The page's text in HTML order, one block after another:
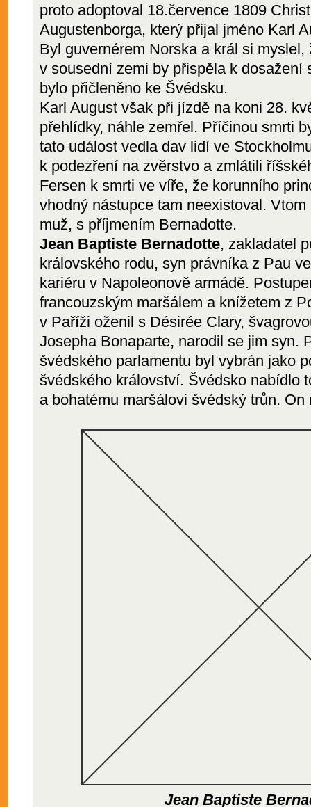
proto adoptoval 18.července 1809
Augustenborga, který přijal jméno Karl
Byl guvernérem Norska a král si myslel,
v sousední zemi by přispěla k dosažení
bylo přičleněno ke Švédsku.
Karl August však při jízdě na koni 28.
přehlídky, náhle zemřel. Příčinou smrti
tato událost vedla dav lidí ve
k podezření na zvěrstvo a zmlátili
Fersen k smrti ve víře, že korunního
vhodný nástupce tam neexistoval.
muž, s příjmením Bernadotte.
Jean Baptiste Bernadotte, zakladatel
královského rodu, syn právníka z Pau
kariéru v Napoleonově armádě.
francouzským maršálem a knížetem z
v Paříži oženil s Désirée Clary,
Josepha Bonaparte, narodil se jim syn.
švédského parlamentu byl vybrán jako
švédského království. Švédsko nabídlo
a bohatému maršálovi švédský trůn. On
Jean Baptiste